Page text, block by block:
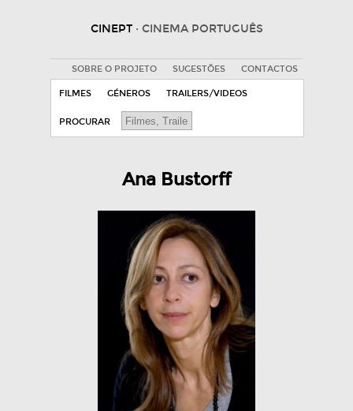
CINEPT · CINEMA PORTUGUÊS
SOBRE O PROJETO SUGESTÕES CONTACTOS
FILMES GÉNEROS TRAILERS/VIDEOS
PROCURAR
Ana Bustorff